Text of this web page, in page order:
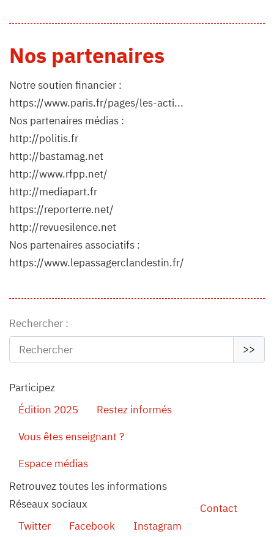
Nos partenaires
Notre soutien financier :
https://www.paris.fr/pages/les-acti...
Nos partenaires médias :
http://politis.fr
http://bastamag.net
http://www.rfpp.net/
http://mediapart.fr
https://reporterre.net/
http://revuesilence.net
Nos partenaires associatifs :
https://www.lepassagerclandestin.fr/
Rechercher :
>>
Participez
Édition 2025
Restez informés
Vous êtes enseignant ?
Espace médias
Retrouvez toutes les informations
Réseaux sociaux
Twitter
Facebook Instagram
Contact